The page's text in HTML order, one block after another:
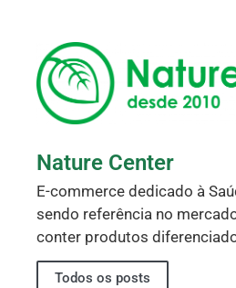
Nature Center
E-commerce dedicado à
sendo referência no
conter produtos
Todos os posts